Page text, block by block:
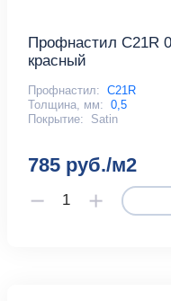
Профнастил С21R
красный
Профнастил: С21R
Толщина, мм: 0,5
Покрытие:
Satin
785 руб./м2